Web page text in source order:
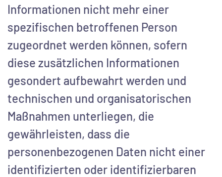
Informationen nicht mehr einer
spezifischen betroffenen Person
zugeordnet werden können, sofern
diese zusätzlichen Informationen
gesondert aufbewahrt werden und
technischen und organisatorischen
Maßnahmen unterliegen, die
gewährleisten, dass die
personenbezogenen Daten nicht einer
identifizierten oder identifizierbaren